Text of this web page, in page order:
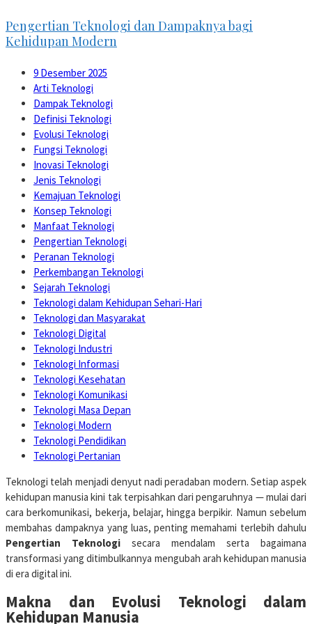
Pengertian Teknologi dan Dampaknya bagi
Kehidupan Modern
9 Desember 2025
Arti Teknologi
Dampak Teknologi
Definisi Teknologi
Evolusi Teknologi
Fungsi Teknologi
Inovasi Teknologi
Jenis Teknologi
Kemajuan Teknologi
Konsep Teknologi
Manfaat Teknologi
Pengertian Teknologi
Peranan Teknologi
Perkembangan Teknologi
Sejarah Teknologi
Teknologi dalam Kehidupan Sehari-Hari
Teknologi dan Masyarakat
Teknologi Digital
Teknologi Industri
Teknologi Informasi
Teknologi Kesehatan
Teknologi Komunikasi
Teknologi Masa Depan
Teknologi Modern
Teknologi Pendidikan
Teknologi Pertanian
Teknologi telah menjadi denyut nadi peradaban modern. Setiap aspek
kehidupan manusia kini tak terpisahkan dari pengaruhnya — mulai dari
cara berkomunikasi, bekerja, belajar, hingga berpikir. Namun sebelum
membahas dampaknya yang luas, penting memahami terlebih dahulu
Pengertian Teknologi secara mendalam serta bagaimana
transformasi yang ditimbulkannya mengubah arah kehidupan manusia
di era digital ini.
Makna dan Evolusi Teknologi dalam
Kehidupan Manusia